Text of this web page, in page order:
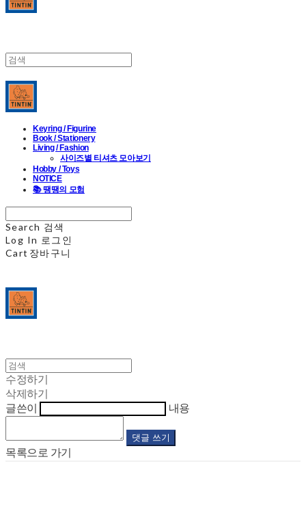
Keyring / Figurine
Book / Stationery
Living / Fashion
사이즈별 티셔츠 모아보기
Hobby / Toys
NOTICE
📚 땡땡의 모험
Search 검색
Log In 로그인
Cart 장바구니
수정하기
삭제하기
글쓴이
내용
댓글 쓰기
목록으로 가기